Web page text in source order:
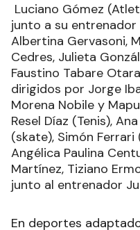
Luciano Gómez
junto a su
Albertina Gervasoni,
Cedres, Julieta
Faustino Tabare
dirigidos por Jorge
Morena Nobile y
Resel Díaz (Tenis),
(skate), Simón
Angélica Paulina
Martínez, Tiziano
junto al entrenador
En deportes